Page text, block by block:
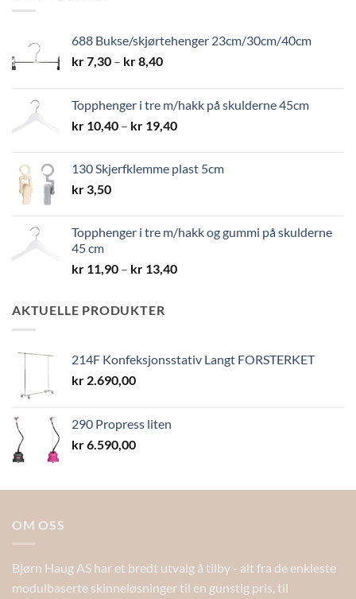
688 Bukse/skjørtehenger 23cm/30cm/40cm
kr7,30 – kr8,40Prisområde:
kr 8,40
Topphenger i tre m/hakk på skulderne 45cm
kr 10,40 – kr 19,40Prisområde:
kr 19,40
130 Skjerfklemme plast 5cm
kr 3,50
Topphenger i tre m/hakk og gummi på skulderne
45 cm
kr 11,90 – kr 13,40Prisområde:
AKTUELLE PRODUKTER
214F Konfeksjonsstativ Langt FORSTERKET
kr 2.690,00
290 Propress liten
kr6.590,00
OM OSS
Bjørn Haug AS har et bredt utvalg å tilby - alt fra de enkleste
modulbaserte skinneløsninger til en gunstig pris, til